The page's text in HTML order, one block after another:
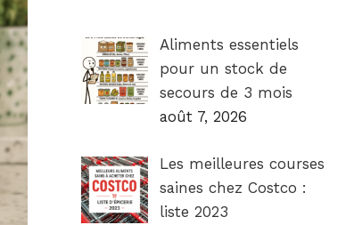
Aliments essentiels
pour un stock de
secours de 3 mois
août 7, 2026
Les meilleures courses
saines chez Costco :
liste 2023